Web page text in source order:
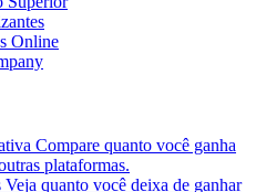
Online
Compare quanto você ganha
plataformas.
Veja quanto você deixa de ganhar